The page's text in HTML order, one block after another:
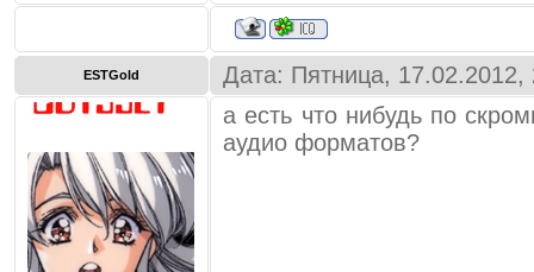
ESTGold Дата: Пятница,
а есть что нибудь по
аудио форматов?